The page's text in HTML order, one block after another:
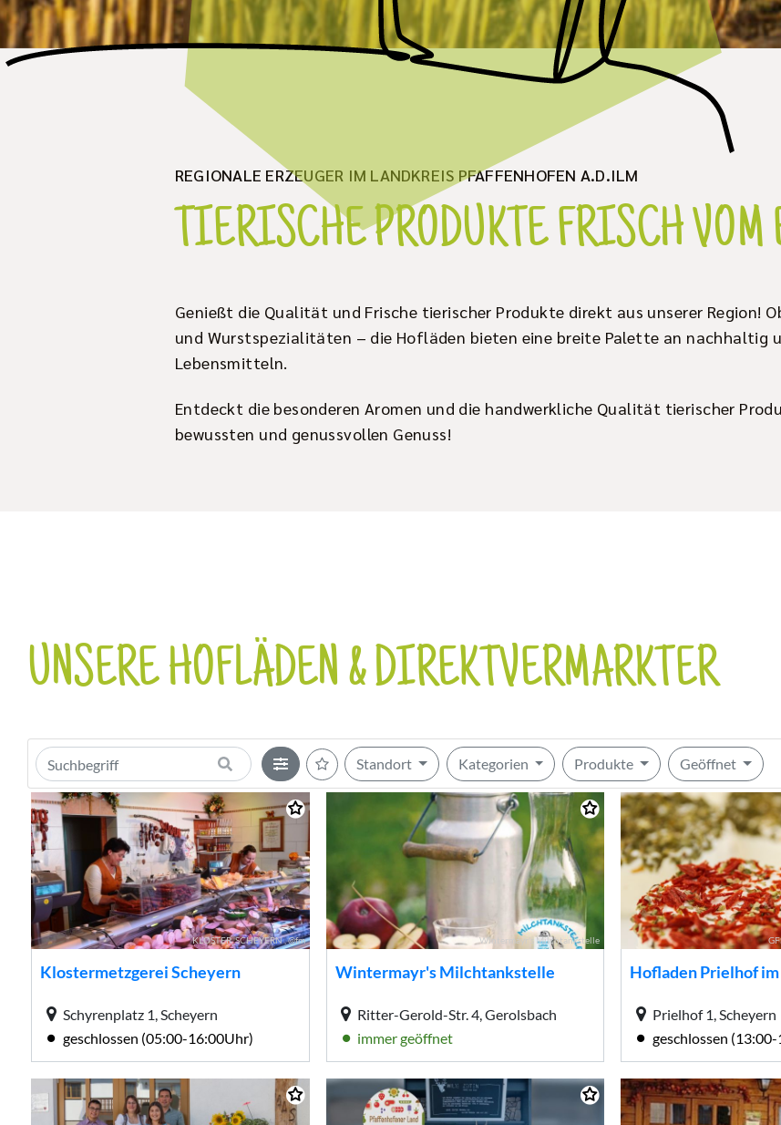
REGIONALE ERZEUGER IM LANDKREIS PFAFFENHOFEN A.D.ILM
TIERISCHE PRODUKTE FRISCH VOM
Genießt die Qualität und Frische tierischer Produkte direkt aus unserer Region!
und Wurstspezialitäten – die Hofläden bieten eine breite Palette an nachhaltig
Lebensmitteln.
Entdeckt die besonderen Aromen und die handwerkliche Qualität tierischer
bewussten und genussvollen Genuss!
UNSERE HOFLÄDEN & DIREKTVERMARKTER